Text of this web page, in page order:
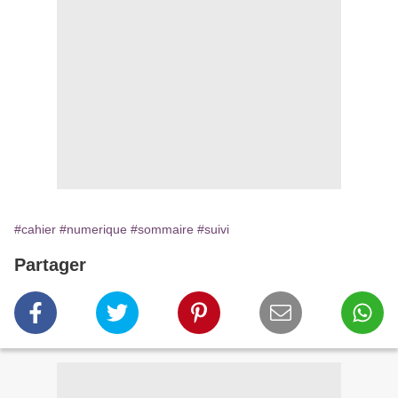
#cahier #numerique #sommaire #suivi
Partager